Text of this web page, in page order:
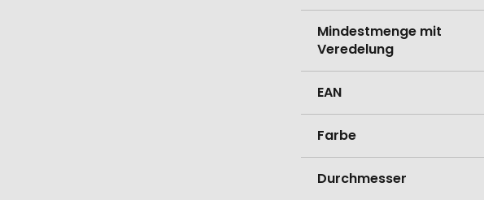
Mindestmenge mit
Veredelung
EAN
Farbe
Durchmesser